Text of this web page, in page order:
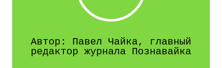
Автор: Павел Чайка, главный
редактор журнала Познавайка